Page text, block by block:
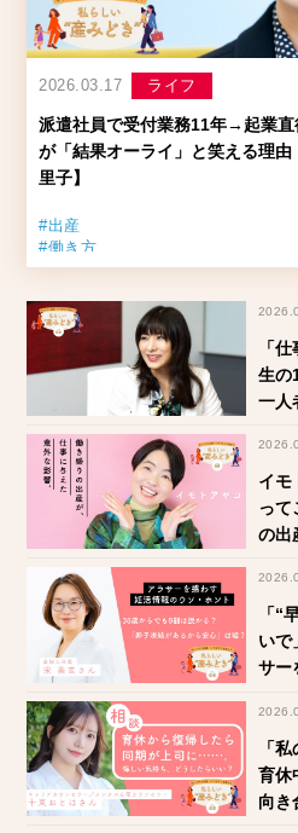
2026.03.17 ライフ
派遣社員で受付業務11年→起業
が「結果オーライ」と笑える理由【
里子】
#出産
#働き方
#キャリアヒストリー
「
生の
一人
イモ
って
の出
「“
いで
サー
「
育休
向き